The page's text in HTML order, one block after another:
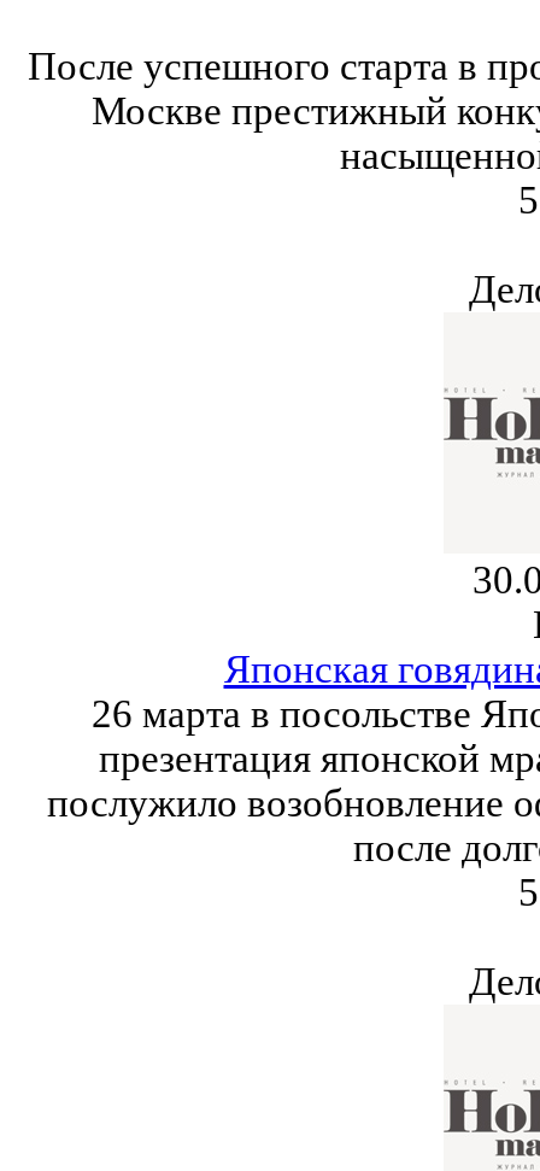
После успешного старта в
Москве престижный
Японская
26 марта в посольстве
презентация японской
послужило возобновление
после